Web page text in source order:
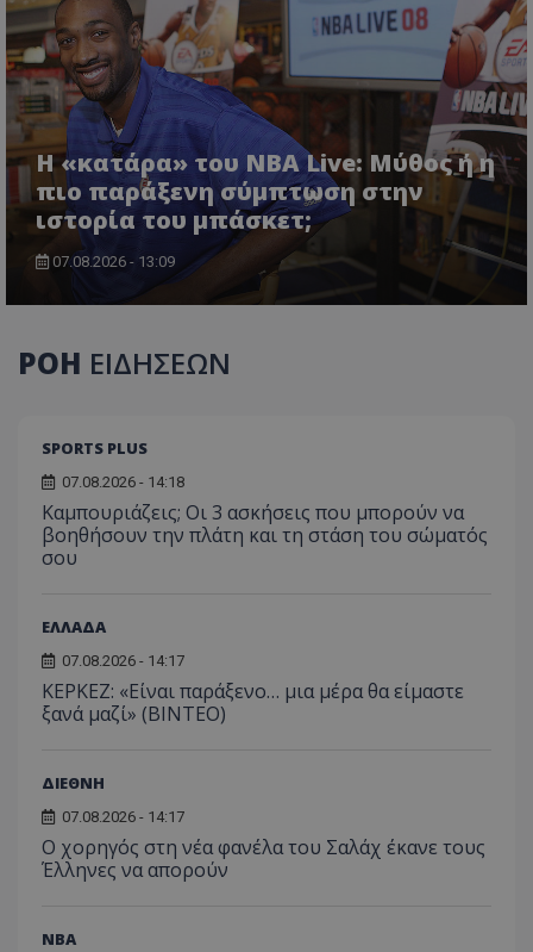
Η «κατάρα» του NBA Live: Μύθος ή η
πιο παράξενη σύμπτωση στην
ιστορία του μπάσκετ;
07.08.2026 - 13:09
ΡΟΗ ΕΙΔΗΣΕΩΝ
SPORTS PLUS
07.08.2026 - 14:18
Καμπουριάζεις; Οι 3 ασκήσεις που μπορούν να
βοηθήσουν την πλάτη και τη στάση του σώματός
σου
ΕΛΛΑΔΑ
07.08.2026 - 14:17
ΚΕΡΚΕΖ: «Είναι παράξενο… μια μέρα θα είμαστε
ξανά μαζί» (BINTEO)
ΔΙΕΘΝΗ
07.08.2026 - 14:17
Ο χορηγός στη νέα φανέλα του Σαλάχ έκανε τους
Έλληνες να απορούν
NBA